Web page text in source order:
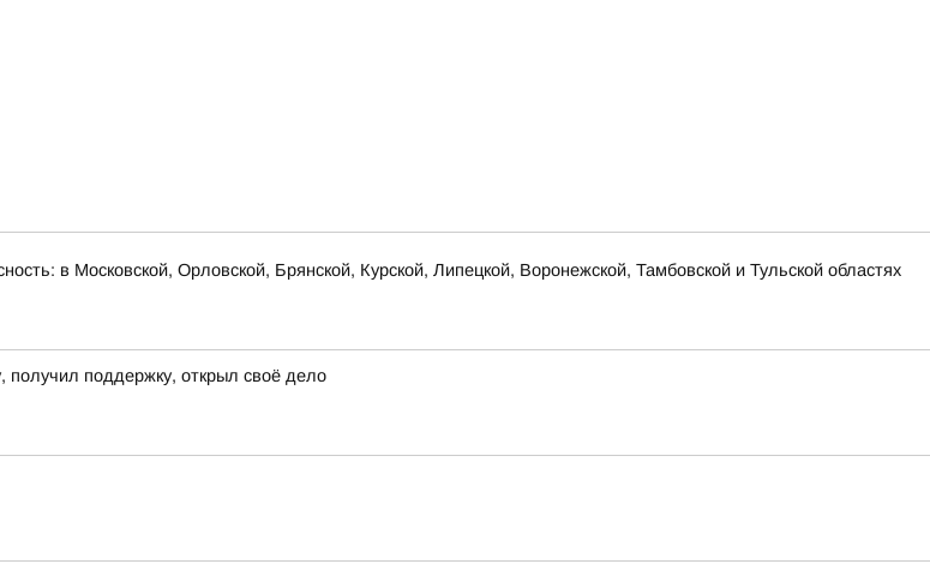
в Московской, Орловской, Брянской, Курской, Липецкой, Воронежской, Тамбовской и Тульской областях
получил поддержку, открыл своё дело